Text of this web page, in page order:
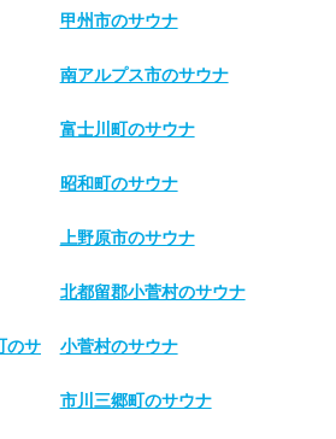
甲州市のサウナ
南アルプス市のサウナ
富士川町のサウナ
昭和町のサウナ
上野原市のサウナ
北都留郡小菅村のサウナ
のサ 小菅村のサウナ
市川三郷町のサウナ